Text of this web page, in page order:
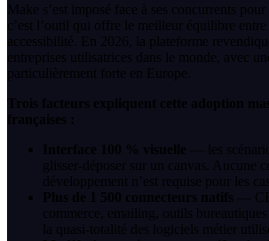
Make s’est imposé face à ses concurrents pour
c’est l’outil qui offre le meilleur équilibre entre
accessibilité. En 2026, la plateforme
entreprises utilisatrices dans le monde, avec
particulièrement forte en Europe.
Trois facteurs expliquent cette adoption
françaises :
Interface 100 % visuelle — les
glisser-déposer sur un canvas. Aucune
développement n’est requise pour les
Plus de 1 500 connecteurs natifs —
commerce, emailing, outils
la quasi-totalité des logiciels métier